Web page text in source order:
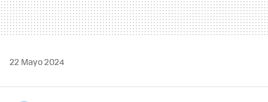
22 Mayo 2024